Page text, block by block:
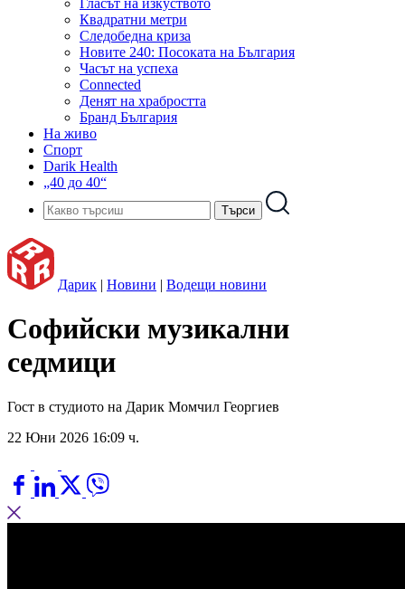
Гласът на изкуството
Квадратни метри
Следобедна криза
Новите 240: Посоката на България
Часът на успеха
Connected
Денят на храбростта
Бранд България
На живо
Спорт
Darik Health
„40 до 40“
Дарик | Новини | Водещи новини
Софийски музикални
седмици
Гост в студиото на Дарик Момчил Георгиев
22 Юни 2026 16:09 ч.